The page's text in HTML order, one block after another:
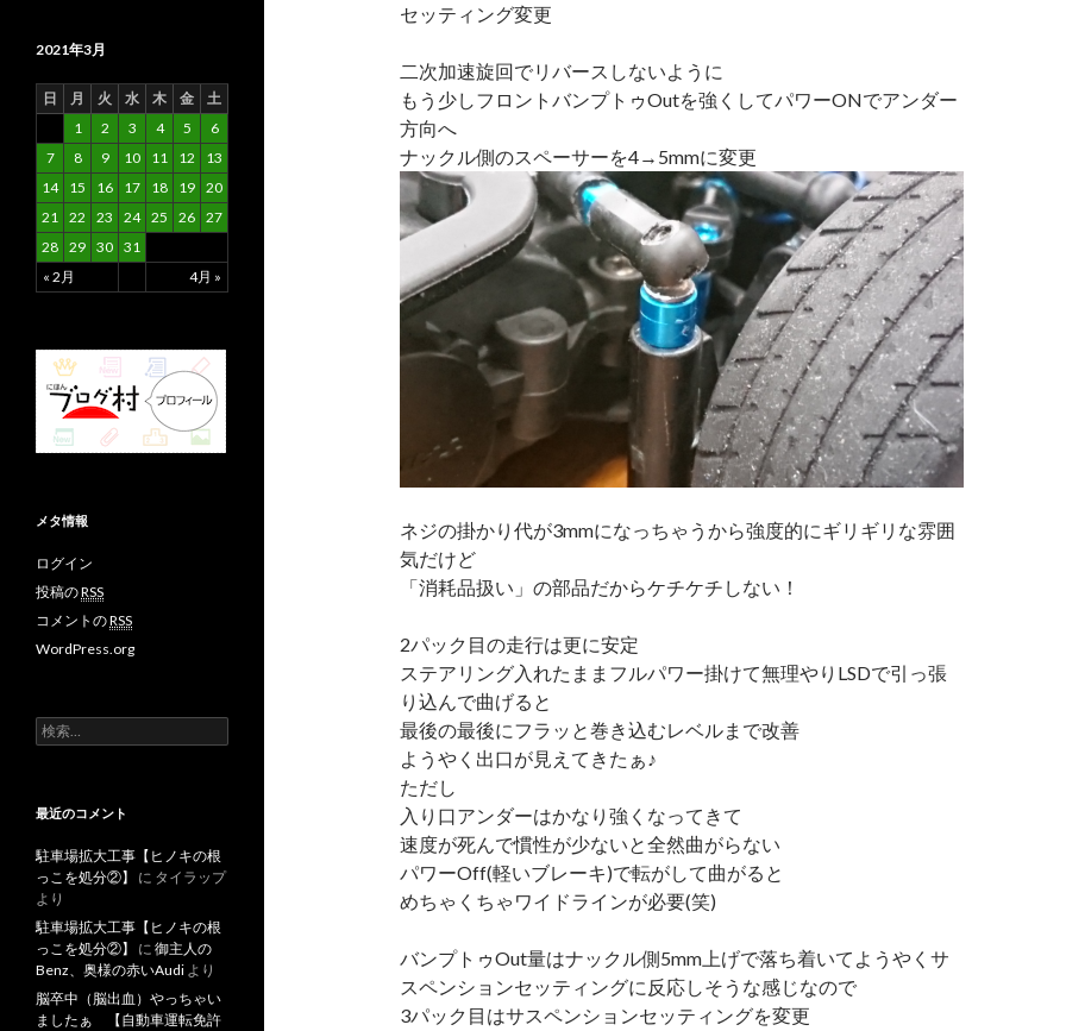
セッティング変更
二次加速旋回でリバースしないように
もう少しフロントバンプトゥOutを強くしてパワーONでアンダー
方向へ
ナックル側のスペーサーを4→5mmに変更
ネジの掛かり代が3mmになっちゃうから強度的にギリギリな雰囲
気だけど
「消耗品扱い」の部品だからケチケチしない！
2パック目の走行は更に安定
ステアリング入れたままフルパワー掛けて無理やりLSDで引っ張
り込んで曲げると
最後の最後にフラッと巻き込むレベルまで改善
ようやく出口が見えてきたぁ♪
ただし
入り口アンダーはかなり強くなってきて
速度が死んで慣性が少ないと全然曲がらない
パワーOff(軽いブレーキ)で転がして曲がると
めちゃくちゃワイドラインが必要(笑)
バンプトゥOut量はナックル側5mm上げで落ち着いてようやくサ
スペンションセッティングに反応しそうな感じなので
3パック目はサスペンションセッティングを変更
2021年3月
日 月 火 水 木 金 土
« 2月 4月 »
1 2 3 4 5
6
7
8 9 10 11 12
13
14
15 16 17 18 19 20
21 22 23 24 25 26 27
28 29 30 31
メタ情報
ログイン
投稿のRSS
コメントのRSS
WordPress.org
検
索
最近のコメント
駐車場拡大工事【ヒノキの根
っこを処分②】
に タイラップ
より
駐車場拡大工事【ヒノキの根
っこを処分②】
に 御主人の
Benz、奥様の赤いAudi より
脳卒中（脳出血）やっちゃい
ましたぁ 【自動車運転免許